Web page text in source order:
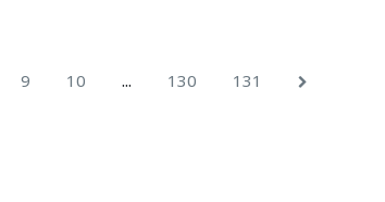
9 10 ... 130 131